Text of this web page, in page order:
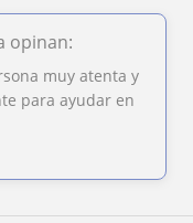
opinan:
muy atenta y
para ayudar en